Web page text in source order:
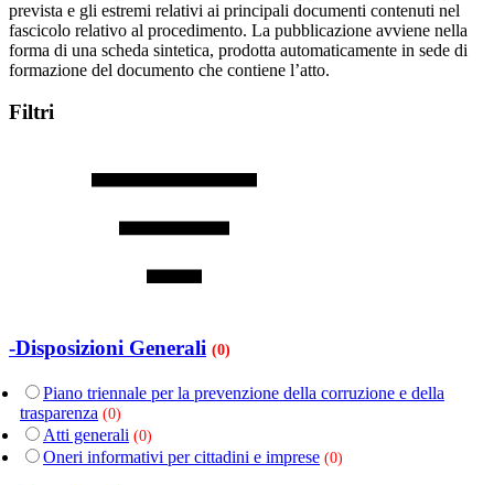
prevista e gli estremi relativi ai principali documenti contenuti nel
fascicolo relativo al procedimento. La pubblicazione avviene nella
forma di una scheda sintetica, prodotta automaticamente in sede di
formazione del documento che contiene l’atto.
Filtri
-Disposizioni Generali (0)
Piano triennale per la prevenzione della corruzione e della
trasparenza (0)
Atti generali (0)
Oneri informativi per cittadini e imprese (0)